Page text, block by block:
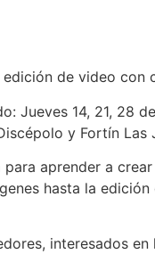
de video con
Jueves 14, 21, 28
y Fortín
aprender a
hasta la
interesados